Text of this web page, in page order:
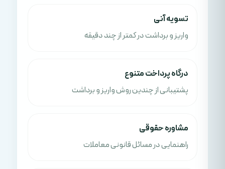
تسویه آنی
واریز و برداشت در کمتر از چند دقیقه
درگاه پرداخت متنوع
پشتیبانی از چندین روش واریز و برداشت
مشاوره حقوقی
راهنمایی در مسائل قانونی معاملات